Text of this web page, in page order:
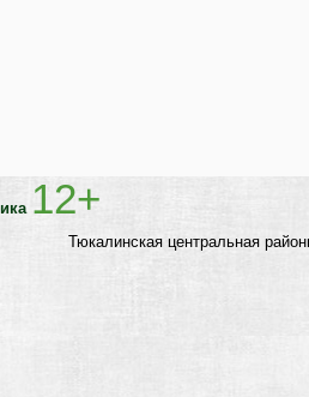
12+
Тюкалинская центральная